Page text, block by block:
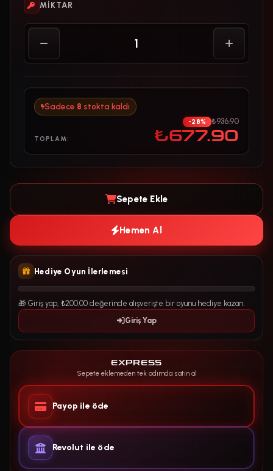
MIKTAR
Sadece 8 stokta kaldı
TOPLAM:
-28% ₺936.90
₺677.90
Sepete Ekle
Hemen Al
Hediye Oyun İlerlemesi
🎁 Giriş yap, ₺200.00 değerinde alışverişte bir oyunu hediye kazan.
Giriş Yap
EXPRESS
Sepete eklemeden tek adımda satın al
Payop ile öde
Revolut ile öde